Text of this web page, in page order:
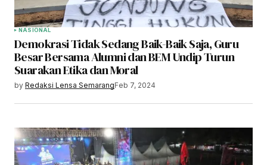
NASIONAL
Demokrasi Tidak Sedang Baik-Baik Saja, Guru
Besar Bersama Alumni dan BEM Undip Turun
Suarakan Etika dan Moral
by Redaksi Lensa SemarangFeb 7, 2024